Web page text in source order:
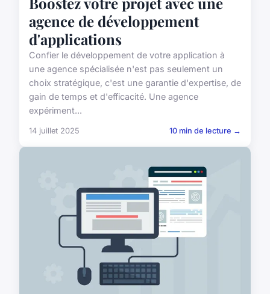
agence de développement
d'applications
Confier le développement de votre application à
une agence spécialisée n'est pas seulement un
choix stratégique, c'est une garantie d'expertise, de
gain de temps et d'efficacité. Une agence
expériment...
14 juillet 2025 10 min de lecture →